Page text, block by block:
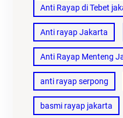
Anti Rayap di Tebet
Anti rayap Jakarta
Anti Rayap Menteng
anti rayap serpong
basmi rayap jakarta